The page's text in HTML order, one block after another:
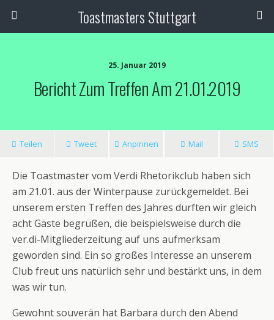
Toastmasters Stuttgart
25. Januar 2019
Bericht Zum Treffen Am 21.01.2019
Teilen Tweet Anpinnen Mail SMS
Die Toastmaster vom Verdi Rhetorikclub haben sich
am 21.01. aus der Winterpause zurückgemeldet. Bei
unserem ersten Treffen des Jahres durften wir gleich
acht Gäste begrüßen, die beispielsweise durch die
ver.di-Mitgliederzeitung auf uns aufmerksam
geworden sind. Ein so großes Interesse an unserem
Club freut uns natürlich sehr und bestärkt uns, in dem
was wir tun.
Gewohnt souverän hat Barbara durch den Abend